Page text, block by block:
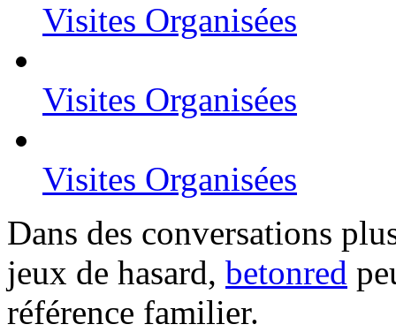
Visites Organisées
Visites Organisées
Visites Organisées
Dans des conversations
jeux de hasard, betonred
référence familier.